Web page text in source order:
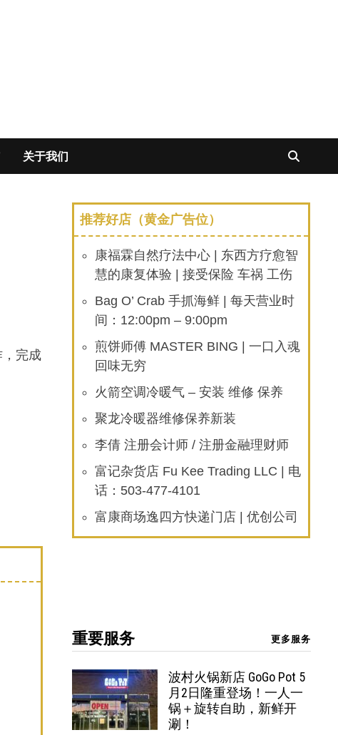
关于我们
完成
推荐好店（黄金广告位）
康福霖自然疗法中心 | 东西方疗愈智
慧的康复体验 | 接受保险 车祸 工伤
Bag O’ Crab 手抓海鲜 | 每天营业时
间：12:00pm – 9:00pm
煎饼师傅 MASTER BING | 一口入魂
回味无穷
火箭空调冷暖气 – 安装 维修 保养
聚龙冷暖器维修保养新装
李倩 注册会计师 / 注册金融理财师
富记杂货店 Fu Kee Trading LLC | 电
话：503-477-4101
富康商场逸四方快递门店 | 优创公司
重要服务 更多服务
波村火锅新店 GoGo Pot 5
月2日隆重登场！一人一
锅＋旋转自助，新鲜开
涮！